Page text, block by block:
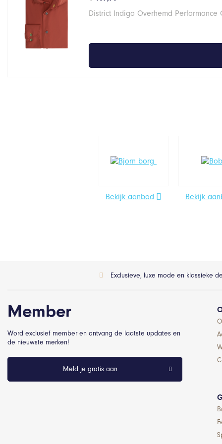
District Indigo Overhemd Performance
Bekijk aanbod Bekijk
Exclusieve, luxe mode en klassieke
Member
Word exclusief member en ontvang de laatste updates en
de nieuwste merken!
Meld je gratis aan